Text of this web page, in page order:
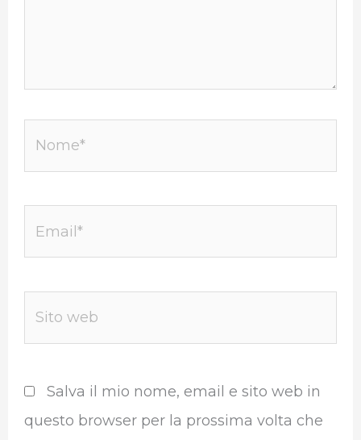
Salva il mio nome, email e sito web in
questo browser per la prossima volta che